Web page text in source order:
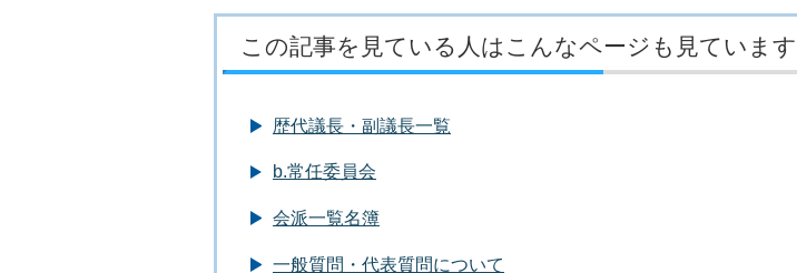
この記事を見ている人はこんなページも見ています
歴代議長・副議長一覧
b.常任委員会
会派一覧名簿
一般質問・代表質問について